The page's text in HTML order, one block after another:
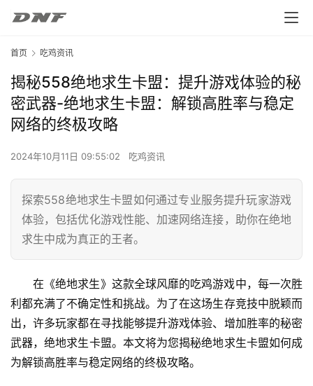
首页 吃鸡资讯
揭秘558绝地求生卡盟：提升游戏体验的秘
密武器-绝地求生卡盟：解锁高胜率与稳定
网络的终极攻略
2024年10月11日 09:55:02 吃鸡资讯
探索558绝地求生卡盟如何通过专业服务提升玩家游戏
体验，包括优化游戏性能、加速网络连接，助你在绝地
求生中成为真正的王者。
在《绝地求生》这款全球风靡的吃鸡游戏中，每一次胜
利都充满了不确定性和挑战。为了在这场生存竞技中脱颖而
出，许多玩家都在寻找能够提升游戏体验、增加胜率的秘密
武器，绝地求生卡盟。本文将为您揭秘绝地求生卡盟如何成
为解锁高胜率与稳定网络的终极攻略。